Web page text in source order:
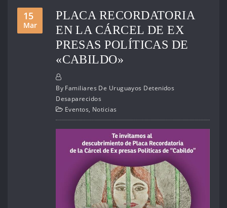
15
Mar
PLACA RECORDATORIA
EN LA CÁRCEL DE EX
PRESAS POLÍTICAS DE
«CABILDO»
By Familiares De Uruguayos Detenidos
Desaparecidos
Eventos, Noticias